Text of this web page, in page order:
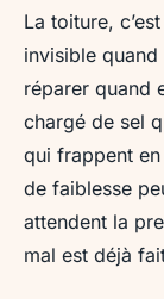
Guide
Calais
Auberte•19/05/
La toiture,
invisible
réparer quand
chargé de sel
qui frappent
de faiblesse
attendent la
mal est déjà